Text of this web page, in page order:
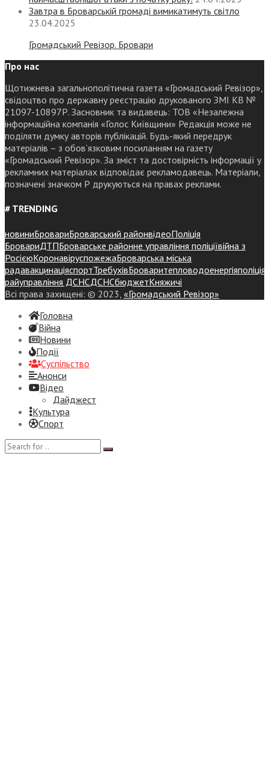
Завтра в Броварській громаді вимикатимуть світло
23.04.2025
Громадський Ревізор. Бровари
Про нас
Щотижнева загальнополітична газета «Громадський Ревізор»,
свідоцтво про державну реєстрацію друкованого ЗМІ КВ №
21097-10897Р. Засновник та видавець: ТОВ «Незалежна
інформаційна компанія «Голос Київщини» Редакція може не
поділяти думку авторів публікацій. Будь-який передрук
матеріалів – з обов’язковим посиланням на газету
«Громадський Ревізор». За зміст та достовірність інформації у
рекламних матеріалах відповідає рекламодавець. Матеріали,
позначені значком Р друкуються на правах реклами.
# TRENDING
новиниБровариБроварський районвідеоПоліція
БровариДТПБроварське районне управління поліціївійна з
РосієюКоронавіруспожежаБроварська міська
радавакцинаціяспортТребухівБроваритепловодоенергіяполіція
райуправління ДСНСДСНСбюджетКняжичі
Всі права захищені: © 2023, «Громадський Ревізор»
Головна
Війна
Новини
Події
Суспiльство
Анонси
Відео
Дайджест
Культура
Спорт